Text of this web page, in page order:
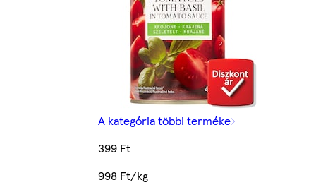
A kategória többi terméke
399 Ft
998 Ft/kg